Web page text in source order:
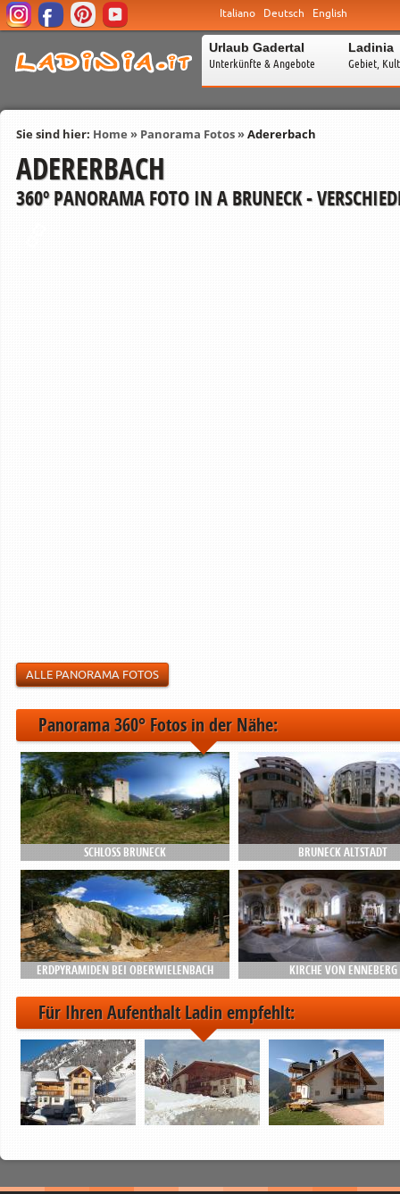
Italiano Deutsch English
Urlaub Gadertal
Unterkünfte & Angebote
Ladinia
Gebiet,
Sie sind hier: Home » Panorama Fotos»Adererbach
ADERERBACH
360º PANORAMA FOTO IN A BRUNECK -
ALLE PANORAMA FOTOS
Panorama 360° Fotos in der Nähe:
SCHLOSS BRUNECK BRUNECK ALTSTADT
ERDPYRAMIDEN BEI OBERWIELENBACH KIRCHE VON ENNEBERG
Für Ihren Aufenthalt Ladin empfehlt: